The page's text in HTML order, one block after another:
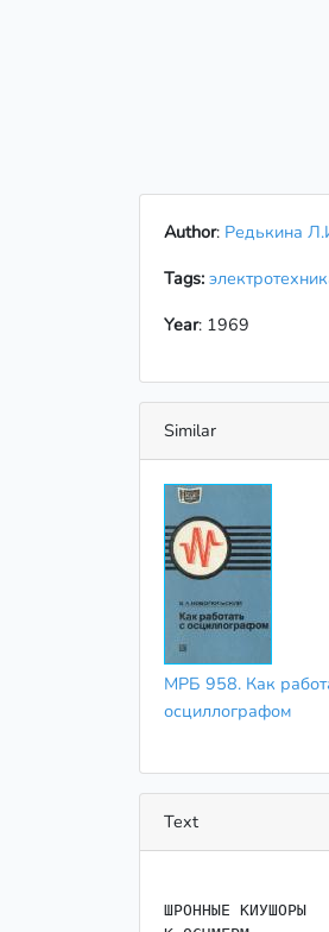
Author: Редькина
Tags:
Year: 1969
Similar
МРБ 958. Как
осциллографом
Text
ШРОННЫЕ КИУШОРЫ